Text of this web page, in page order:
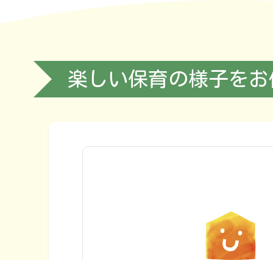
楽しい保育の様子を